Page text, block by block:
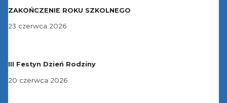
ZAKOŃCZENIE ROKU SZKOLNEGO
23 czerwca 2026
III Festyn Dzień Rodziny
20 czerwca 2026